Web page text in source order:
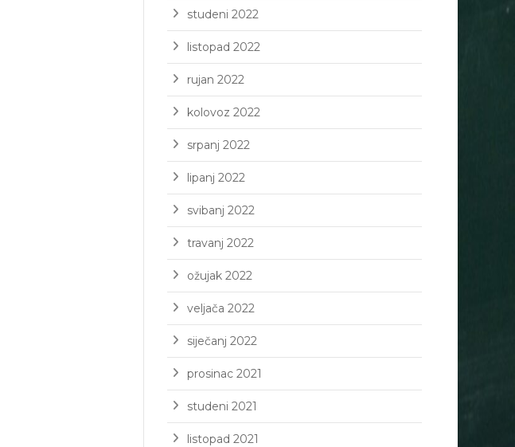
studeni 2022
listopad 2022
rujan 2022
kolovoz 2022
srpanj 2022
lipanj 2022
svibanj 2022
travanj 2022
ožujak 2022
veljača 2022
siječanj 2022
prosinac 2021
studeni 2021
listopad 2021